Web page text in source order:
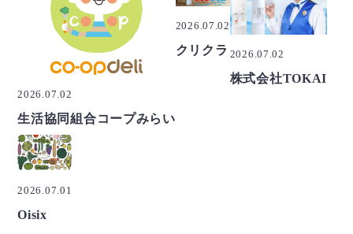
2026.07.02
生活協同組合コープみらい
2026.07.02
クリクラ 2026.07.02
株式会社TOKAI
2026.07.01
Oisix